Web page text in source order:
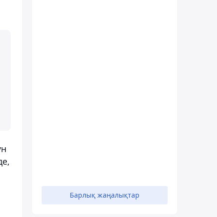
Барлық жаңалықтар